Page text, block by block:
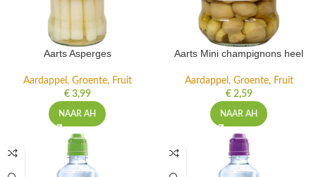
Aarts Asperges
Aardappel, Groente, Fruit
€3,99
NAAR AH
Aarts Mini champignons heel
Aardappel, Groente, Fruit
€2,59
NAAR AH